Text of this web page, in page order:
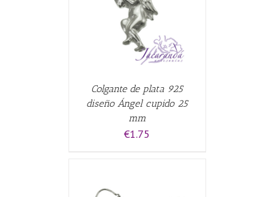
Colgante de plata 925
diseño Ángel cupido 25
mm
€1.75